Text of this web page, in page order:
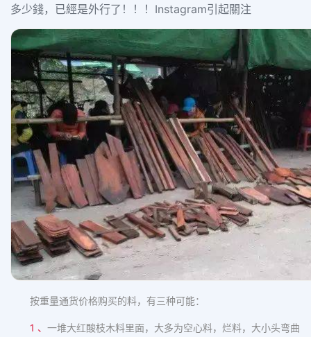
多少錢，已經是外行了！！！Instagram引起關注
按重量通货价格购买的料，有三种可能：
1 、 一堆大红酸枝木料里面，大多为空心料，烂料，大小头弯曲